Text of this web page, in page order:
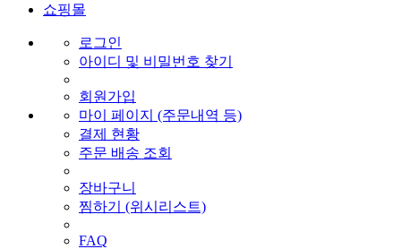
쇼핑몰
로그인
아이디 및 비밀번호 찾기
회원가입
마이 페이지 (주문내역 등)
결제 현황
주문 배송 조회
장바구니
찜하기 (위시리스트)
FAQ